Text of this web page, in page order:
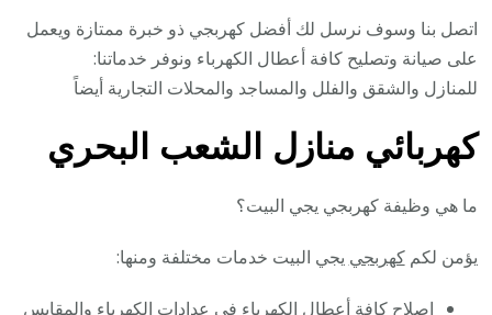
اتصل بنا وسوف نرسل لك أفضل كهربجي ذو خبرة ممتازة ويعمل
على صيانة وتصليح كافة أعطال الكهرباء ونوفر خدماتنا:
للمنازل والشقق والفلل والمساجد والمحلات التجارية أيضاً
كهربائي منازل الشعب البحري
ما هي وظيفة كهربجي يجي البيت؟
يؤمن لكمكهربجي يجي البيت خدمات مختلفة ومنها:
إصلاح كافة أعطال الكهرباء في عدادات الكهرباء والمقابس